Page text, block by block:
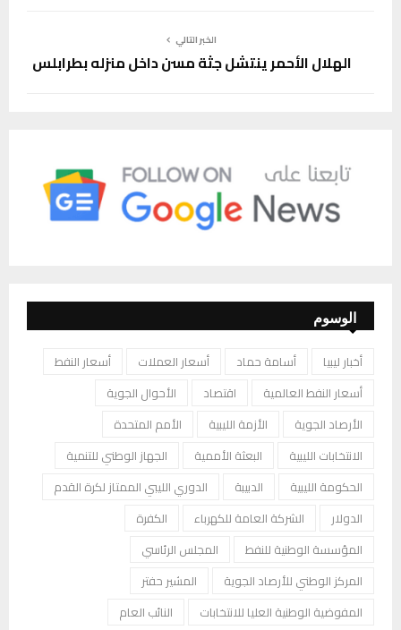
الخبر التالي
الهلال الأحمر ينتشل جثة مسن داخل منزله بطرابلس
الوسوم
أخبار ليبيا أسامة حماد أسعار العملات
أسعار النفط
أسعار النفط العالمية
اقتصاد
الأحوال الجوية
الأرصاد الجوية
الأزمة الليبية
الأمم المتحدة
الانتخابات الليبية
البعثة الأممية
الجهاز الوطني للتنمية
الحكومة الليبية
الدبيبة
الدوري الليبي الممتاز لكرة القدم
الدولار
الشركة العامة للكهرباء
الكفرة
المؤسسة الوطنية للنفط
المجلس الرئاسي
المركز الوطني للأرصاد الجوية
المشير حفتر
المفوضية الوطنية العليا للانتخابات
النائب العام